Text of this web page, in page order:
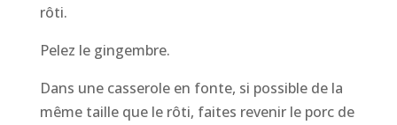
rôti.
Pelez le gingembre.
Dans une casserole en fonte, si possible de la
même taille que le rôti, faites revenir le porc de